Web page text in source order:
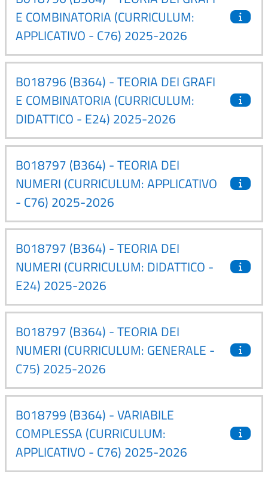
E COMBINATORIA (CURRICULUM:
APPLICATIVO - C76) 2025-2026
B018796 (B364) - TEORIA DEI GRAFI
E COMBINATORIA (CURRICULUM:
DIDATTICO - E24) 2025-2026
B018797 (B364) - TEORIA DEI
NUMERI (CURRICULUM: APPLICATIVO
- C76) 2025-2026
B018797 (B364) - TEORIA DEI
NUMERI (CURRICULUM: DIDATTICO -
E24) 2025-2026
B018797 (B364) - TEORIA DEI
NUMERI (CURRICULUM: GENERALE -
C75) 2025-2026
B018799 (B364) - VARIABILE
COMPLESSA (CURRICULUM:
APPLICATIVO - C76) 2025-2026